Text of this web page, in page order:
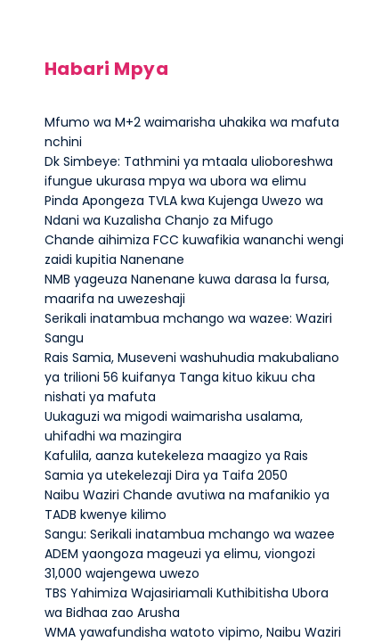
Habari Mpya
Mfumo wa M+2 waimarisha uhakika wa mafuta
nchini
Dk Simbeye: Tathmini ya mtaala ulioboreshwa
ifungue ukurasa mpya wa ubora wa elimu
Pinda Apongeza TVLA kwa Kujenga Uwezo wa
Ndani wa Kuzalisha Chanjo za Mifugo
Chande aihimiza FCC kuwafikia wananchi wengi
zaidi kupitia Nanenane
NMB yageuza Nanenane kuwa darasa la fursa,
maarifa na uwezeshaji
Serikali inatambua mchango wa wazee: Waziri
Sangu
Rais Samia, Museveni washuhudia makubaliano
ya trilioni 56 kuifanya Tanga kituo kikuu cha
nishati ya mafuta
Uukaguzi wa migodi waimarisha usalama,
uhifadhi wa mazingira
Kafulila, aanza kutekeleza maagizo ya Rais
Samia ya utekelezaji Dira ya Taifa 2050
Naibu Waziri Chande avutiwa na mafanikio ya
TADB kwenye kilimo
Sangu: Serikali inatambua mchango wa wazee
ADEM yaongoza mageuzi ya elimu, viongozi
31,000 wajengewa uwezo
TBS Yahimiza Wajasiriamali Kuthibitisha Ubora
wa Bidhaa zao Arusha
WMA yawafundisha watoto vipimo, Naibu Waziri